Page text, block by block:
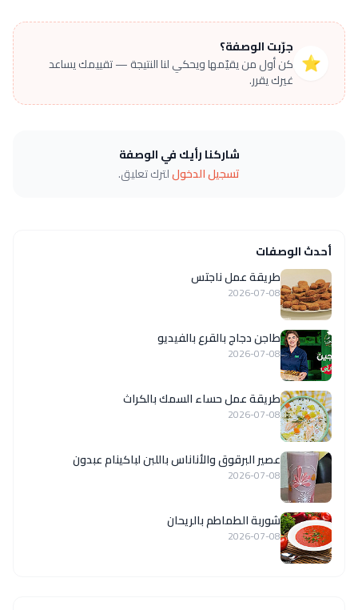
⭐
جرّبت الوصفة؟
كن أول من يقيّمها ويحكي لنا النتيجة — تقييمك يساعد
غيرك يقرر.
شاركنا رأيك في الوصفة
تسجيل الدخوللترك تعليق.
أحدث الوصفات
طريقة عمل ناجتس
2026-07-08
طاجن دجاج بالقرع بالفيديو
2026-07-08
طريقة عمل حساء السمك بالكراث
2026-07-08
عصير البرقوق والأناناس باللبن لباكينام عبدون
2026-07-08
شوربة الطماطم بالريحان
2026-07-08